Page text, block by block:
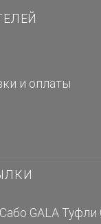
и оплаты
Сабо GALA Туфли